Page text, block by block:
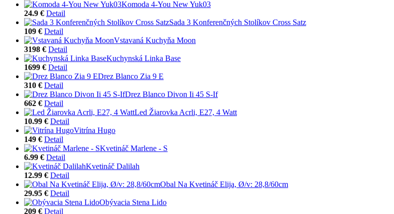
Komoda 4-You New Yuk03
24.9 € Detail
Sada 3 Konferenčných Stolíkov Cross Satz
109 € Detail
Vstavaná Kuchyňa Moon
3198 € Detail
Kuchynská Linka Base
1699 € Detail
Drez Blanco Zia 9 E
310 € Detail
Drez Blanco Divon Ii 45 S-If
662 € Detail
Led Žiarovka Acrli, E27, 4 Watt
10.99 € Detail
Vitrína Hugo
149 € Detail
Kvetináč Marlene - S
6.99 € Detail
Kvetináč Dalilah
12.99 € Detail
Obal Na Kvetináč Elija, Ø/v: 28,8/60cm
29.95 € Detail
Obývacia Stena Lido
209 € Detail